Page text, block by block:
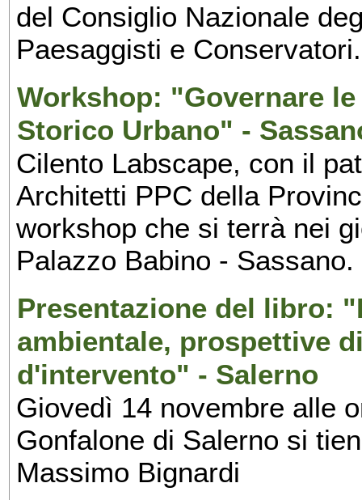
del Consiglio Nazionale
Paesaggisti e Conservatori.
Workshop: "Governare
Storico Urbano" -
Cilento Labscape, con il
Architetti PPC della
workshop che si terrà nei
Palazzo Babino - Sassano.
Presentazione del libro:
ambientale, prospettive
d'intervento" - Salerno
Giovedì 14 novembre alle
Gonfalone di Salerno si
Massimo Bignardi